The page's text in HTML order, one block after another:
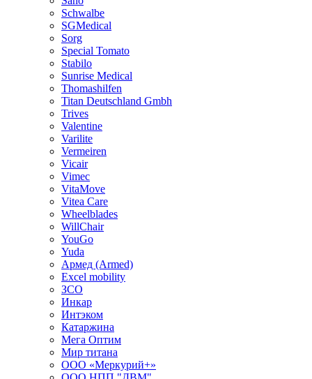
Schwalbe
SGMedical
Sorg
Special Tomato
Stabilo
Sunrise Medical
Thomashilfen
Titan Deutschland Gmbh
Trives
Valentine
Varilite
Vermeiren
Vicair
Vimec
VitaMove
Vitea Care
Wheelblades
WillChair
YouGo
Yuda
Армед (Armed)
Еxcel mobility
ЗСО
Инкар
Интэком
Катаржина
Мега Оптим
Мир титана
ООО «Меркурий+»